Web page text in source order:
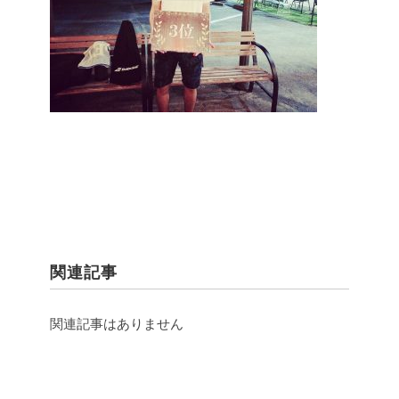
関連記事
関連記事はありません